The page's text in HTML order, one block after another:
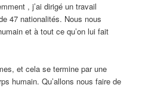
, j’ai dirigé un travail
47 nationalités. Nous nous
et à tout ce qu’on lui fait
et cela se termine par une
humain. Qu’allons nous faire de